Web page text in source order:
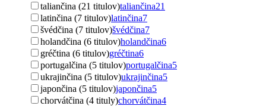
taliančina (21 titulov)taliančina21
latinčina (7 titulov)latinčina7
švédčina (7 titulov)švédčina7
holandčina (6 titulov)holandčina6
gréčtina (6 titulov)gréčtina6
portugalčina (5 titulov)portugalčina5
ukrajinčina (5 titulov)ukrajinčina5
japončina (5 titulov)japončina5
chorvátčina (4 tituly)chorvátčina4